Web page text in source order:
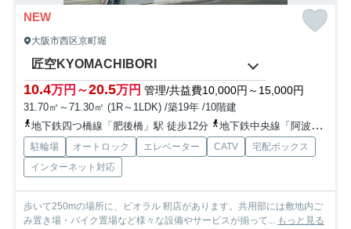
NEW
大阪市西区京町堀
匠空KYOMACHIBORI
10.4万円～20.5万円 管理/共益費10,000円～15,000円
31.70㎡～71.30㎡ (1R～1LDK) /築19年 /10階建
地下鉄四つ橋線「肥後橋」駅 徒歩12分
地下鉄中央線「阿波座」駅 徒歩5分
駐輪場 オートロック エレベーター CATV
宅配ボックス
インターネット対応
歩いて250mの場所に、ビオラル 靭店があります。共用部には敷地内ご
み置き場・バイク置場など様々な設備やサービスが揃って...
もっと見る